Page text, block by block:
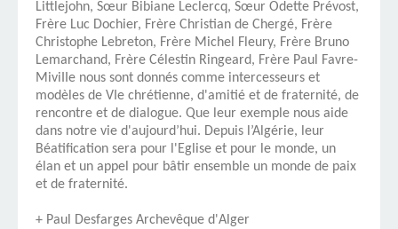
Littlejohn, Sœur Bibiane Leclercq, Sœur Odette Prévost,
Frère Luc Dochier, Frère Christian de Chergé, Frère
Christophe Lebreton, Frère Michel Fleury, Frère Bruno
Lemarchand, Frère Célestin Ringeard, Frère Paul Favre-
MiviIIe nous sont donnés comme intercesseurs et
modèles de VIe chrétienne, d'amitié et de fraternité, de
rencontre et de dialogue. Que leur exemple nous aide
dans notre vie d'aujourd’hui. Depuis l’Algérie, leur
Béatification sera pour l'Eglise et pour le monde, un
élan et un appel pour bâtir ensemble un monde de paix
et de fraternité.
+ Paul Desfarges Archevêque d'Alger